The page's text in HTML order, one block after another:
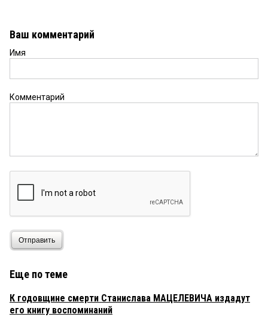
Ваш комментарий
Имя
Комментарий
Отправить
Еще по теме
К годовщине смерти Станислава МАЦЕЛЕВИЧА издадут
его книгу воспоминаний